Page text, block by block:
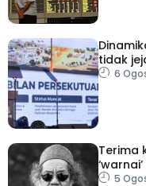
tidak
6
Terima
5